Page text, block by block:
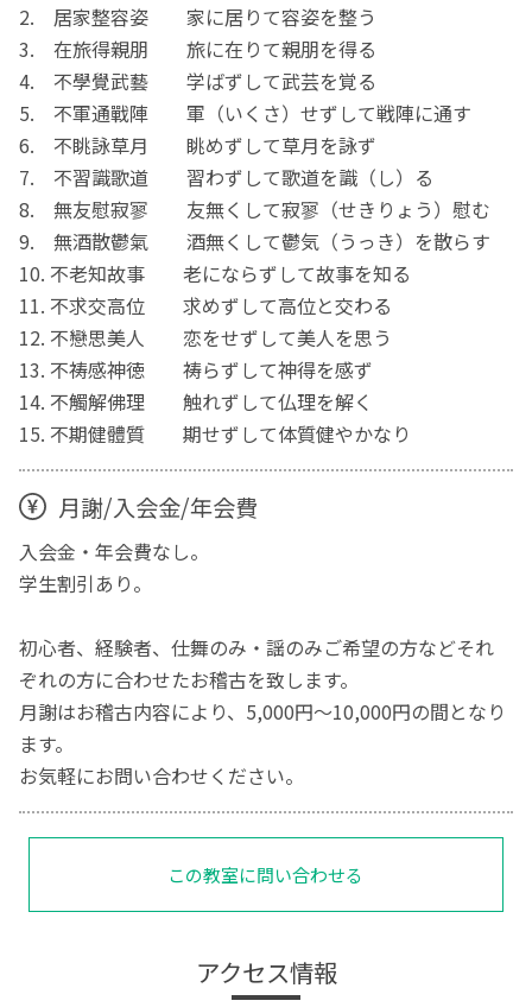
2. 居家整容姿 家に居りて容姿を整う
3. 在旅得親朋 旅に在りて親朋を得る
4. 不學覺武藝 学ばずして武芸を覚る
5. 不軍通戰陣 軍（いくさ）せずして戦陣に通す
6. 不眺詠草月 眺めずして草月を詠ず
7. 不習識歌道 習わずして歌道を識（し）る
8. 無友慰寂寥 友無くして寂寥（せきりょう）慰む
9. 無酒散鬱氣 酒無くして鬱気（うっき）を散らす
10. 不老知故事 老にならずして故事を知る
11. 不求交高位 求めずして高位と交わる
12. 不戀思美人 恋をせずして美人を思う
13. 不祷感神徳 祷らずして神得を感ず
14. 不觸解佛理 触れずして仏理を解く
15. 不期健體質 期せずして体質健やかなり
月謝/入会金/年会費
入会金・年会費なし。
学生割引あり。
初心者、経験者、仕舞のみ・謡のみご希望の方などそれ
ぞれの方に合わせたお稽古を致します。
月謝はお稽古内容により、5,000円〜10,000円の間となり
ます。
お気軽にお問い合わせください。
この教室に問い合わせる
アクセス情報